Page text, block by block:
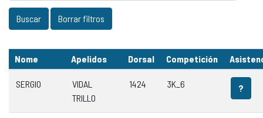
Nome Apelidos Dorsal Competición
SERGIO
VIDAL
TRILLO
1424 3K_6 ?